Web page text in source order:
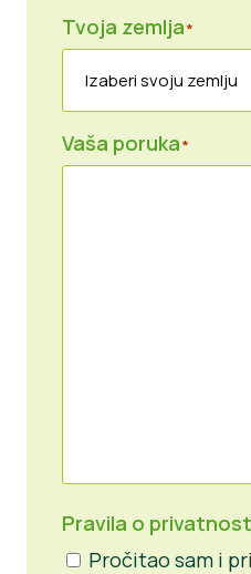
Tvoja zemlja*
Vaša poruka*
Pravila o
Pročitao sam i